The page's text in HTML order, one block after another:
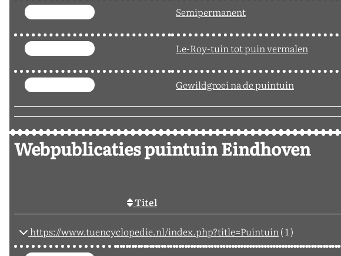
Semipermanent
Le-Roy-tuin tot puin vermalen
Gewildgroei na de puintuin
Webpublicaties puintuin Eindhoven
Titel
https://www.tuencyclopedie.nl/index.php?title=Puintuin( 1 )